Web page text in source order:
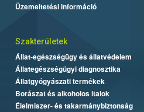
Üzemeltetési információ
Szakterületek
Állat-egészségügy és állatvédelem
Állategészségügyi diagnosztika
Állatgyógyászati termékek
Borászat és alkoholos italok
Élelmiszer- és takarmánybiztonság